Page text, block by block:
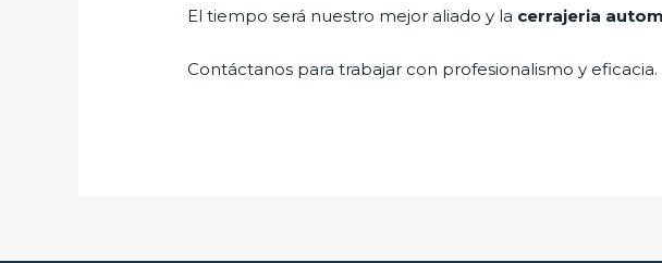
El tiempo será nuestro mejor aliado y la cerrajeria
Contáctanos para trabajar con profesionalismo y eficacia.